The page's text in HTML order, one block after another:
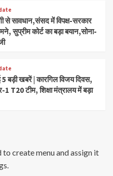
से सावधान,संसद में विपक्ष-सरकार
सुप्रीम कोर्ट का बड़ा बयान,सोना-
बड़ी खबरें | कारगिल विजय दिवस,
1 T20 टीम, शिक्षा मंत्रालय में बड़ा
to create menu and assign it